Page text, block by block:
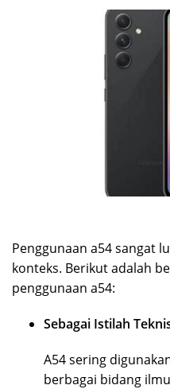
Penggunaan a54 sangat
konteks. Berikut adalah
penggunaan a54:
Sebagai Istilah
A54 sering
berbagai bidang